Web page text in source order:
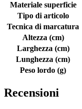
Materiale superficie
Tipo di articolo
Tecnica di marcatura
Altezza (cm)
Larghezza (cm)
Lunghezza (cm)
Peso lordo (g)
Recensioni